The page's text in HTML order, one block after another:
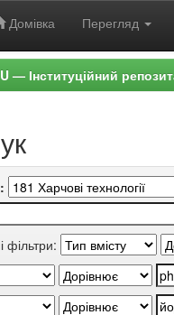
Домівка Перегляд
— Інституційний
фільтри: